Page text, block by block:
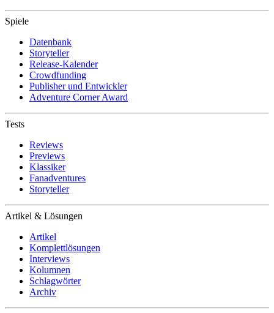
Spiele
Datenbank
Storyteller
Release-Kalender
Crowdfunding
Publisher und Entwickler
Adventure Corner Award
Tests
Reviews
Previews
Klassiker
Fanadventures
Storyteller
Artikel & Lösungen
Artikel
Komplettlösungen
Interviews
Kolumnen
Schlagwörter
Archiv